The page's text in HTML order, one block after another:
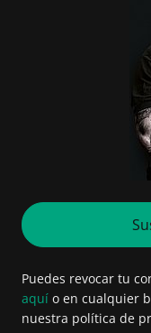
Puedes revocar tu
aquí o en cualquier
nuestra política de